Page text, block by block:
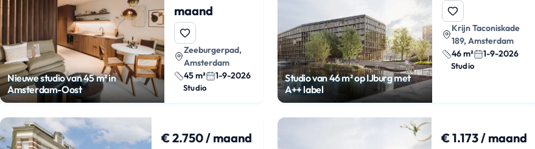
Nieuwe studio van 45 m² in
Amsterdam-Oost
maand
Zeeburgerpad,
Amsterdam
45 m²
1-9-2026
Studio
Studio van 46 m² op IJburg met
A++ label
Krijn Taconiskade
189, Amsterdam
46 m²
1-9-2026
Studio
€ 2.750 / maand € 1.173 / maand